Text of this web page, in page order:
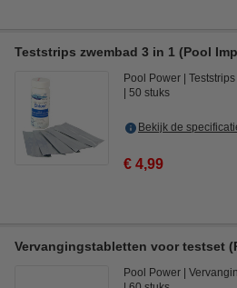
Teststrips zwembad 3 in 1 (Pool
Pool Power Teststrips
50 stuks
Bekijk de
€ 4,99
Vervangingstabletten voor testset
Pool Power